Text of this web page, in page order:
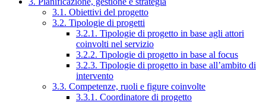
3.1. Obiettivi del progetto
3.2. Tipologie di progetti
3.2.1. Tipologie di progetto in base agli attori
coinvolti nel servizio
3.2.2. Tipologie di progetto in base al focus
3.2.3. Tipologie di progetto in base all’ambito di
intervento
3.3. Competenze, ruoli e figure coinvolte
3.3.1. Coordinatore di progetto